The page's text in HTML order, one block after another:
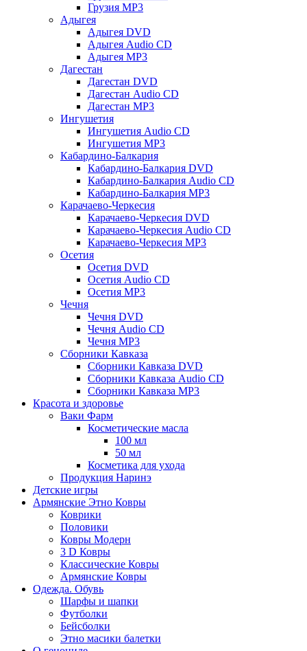
Грузия MP3
Адыгея
Адыгея DVD
Адыгея Audio CD
Адыгея MP3
Дагестан
Дагестан DVD
Дагестан Audio CD
Дагестан MP3
Ингушетия
Ингушетия Audio CD
Ингушетия MP3
Кабардино-Балкария
Кабардино-Балкария DVD
Кабардино-Балкария Audio CD
Кабардино-Балкария MP3
Карачаево-Черкесия
Карачаево-Черкесия DVD
Карачаево-Черкесия Audio CD
Карачаево-Черкесия MP3
Осетия
Осетия DVD
Осетия Audio CD
Осетия MP3
Чечня
Чечня DVD
Чечня Audio CD
Чечня MP3
Сборники Кавказа
Сборники Кавказа DVD
Сборники Кавказа Audio CD
Сборники Кавказа MP3
Красота и здоровье
Ваки Фарм
Косметические масла
100 мл
50 мл
Косметика для ухода
Продукция Наринэ
Детские игры
Армянские Этно Ковры
Коврики
Половики
Ковры Модерн
3 D Ковры
Классические Ковры
Армянские Ковры
Одежда. Обувь
Шарфы и шапки
Футболки
Бейсболки
Этно масики балетки